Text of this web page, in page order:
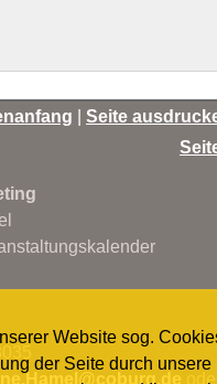
Website sog.
der Seite durch unsere
|Seite
coburg.de